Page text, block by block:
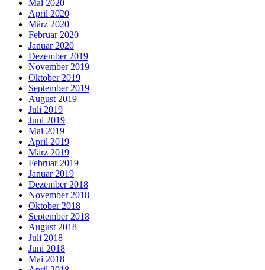
Mai 2020
April 2020
März 2020
Februar 2020
Januar 2020
Dezember 2019
November 2019
Oktober 2019
September 2019
August 2019
Juli 2019
Juni 2019
Mai 2019
April 2019
März 2019
Februar 2019
Januar 2019
Dezember 2018
November 2018
Oktober 2018
September 2018
August 2018
Juli 2018
Juni 2018
Mai 2018